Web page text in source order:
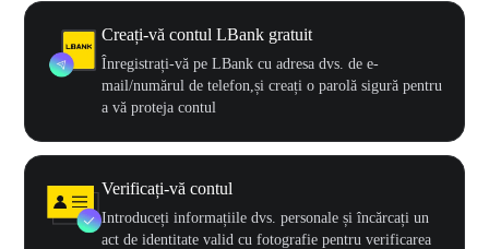
Creați-vă contul LBank gratuit
Înregistrați-vă pe LBank cu adresa dvs. de e-
mail/numărul de telefon,și creați o parolă sigură pentru
a vă proteja contul
Verificați-vă contul
Introduceți informațiile dvs. personale și încărcați un
act de identitate valid cu fotografie pentru verificarea